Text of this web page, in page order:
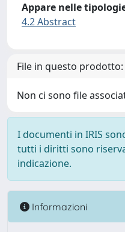
Appare nelle
4.2 Abstract
File in questo prodotto:
Non ci sono file
I documenti in IRIS
tutti i diritti sono
indicazione.
Informazioni